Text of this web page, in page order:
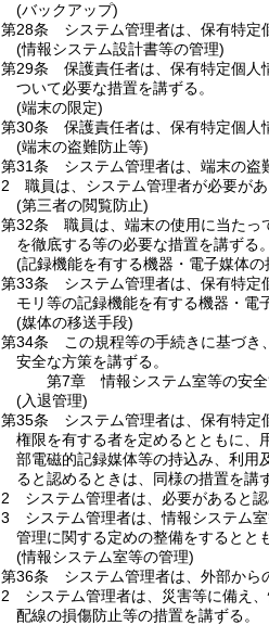
(バックアップ)
第28条
システム管理者は、保有特定
(情報システム設計書等の管理)
第29条
保護責任者は、保有特定個人
ついて必要な措置を講ずる。
(端末の限定)
第30条
保護責任者は、保有特定個人
(端末の盗難防止等)
第31条
システム管理者は、端末の盗
2
職員は、システム管理者が必要が
(第三者の閲覧防止)
第32条
職員は、端末の使用に当たっ
を徹底する等の必要な措置を講ずる。
(記録機能を有する機器・電子媒体の
第33条
システム管理者は、保有特定
モリ等の記録機能を有する機器・電
(媒体の移送手段)
第34条
この規程等の手続きに基づき
安全な方策を講ずる。
第7章
情報システム室等の安
(入退管理)
第35条
システム管理者は、保有特
権限を有する者を定めるとともに、
部電磁的記録媒体等の持込み、利用
ると認めるときは、同様の措置を講
2
システム管理者は、必要があると
3
システム管理者は、情報システム
管理に関する定めの整備をするとと
(情報システム室等の管理)
第36条
システム管理者は、外部から
2
システム管理者は、災害等に備え
配線の損傷防止等の措置を講ずる。